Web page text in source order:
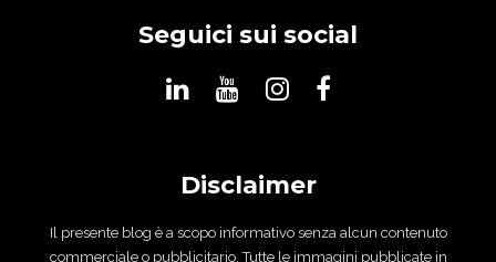
Seguici sui social
Disclaimer
Il presente blog è a scopo informativo senza alcun contenuto
commerciale o pubblicitario. Tutte le immagini pubblicate in